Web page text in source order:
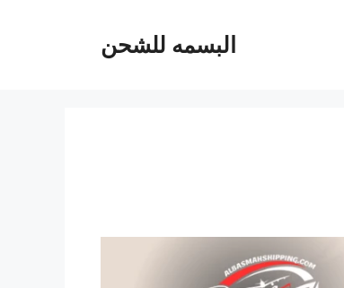
البسمه للشحن